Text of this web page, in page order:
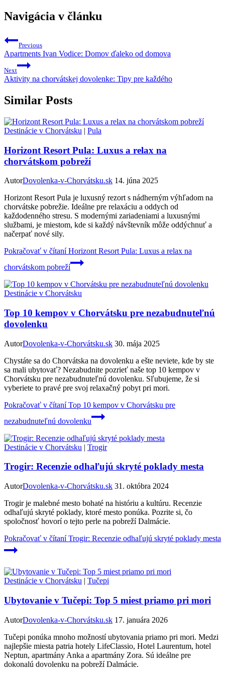
Navigácia v článku
Previous
Apartments Ivan Vodice: Domov ďaleko od domova
Next
Aktivity na chorvátskej dovolenke: Tipy pre každého
Similar Posts
Destinácie v Chorvátsku | Pula
Horizont Resort Pula: Luxus a relax na
chorvátskom pobreží
AutorDovolenka-v-Chorvátsku.sk 14. júna 2025
Horizont Resort Pula je luxusný rezort s nádherným výhľadom na
chorvátske pobrežie. Ideálne pre relaxáciu a oddych od
každodenného stresu. S modernými zariadeniami a luxusnými
službami, je miestom, kde si každý návštevník môže oddýchnuť a
načerpať nové sily.
Pokračovať v čítaníHorizont Resort Pula: Luxus a relax na
chorvátskom pobreží
Destinácie v Chorvátsku
Top 10 kempov v Chorvátsku pre nezabudnuteľnú
dovolenku
AutorDovolenka-v-Chorvátsku.sk 30. mája 2025
Chystáte sa do Chorvátska na dovolenku a ešte neviete, kde by ste
sa mali ubytovať? Nezabudnite pozrieť naše top 10 kempov v
Chorvátsku pre nezabudnuteľnú dovolenku. Sľubujeme, že si
vyberiete to pravé pre svoj relaxačný pobyt pri mori.
Pokračovať v čítaníTop 10 kempov v Chorvátsku pre
nezabudnuteľnú dovolenku
Destinácie v Chorvátsku | Trogir
Trogir: Recenzie odhaľujú skryté poklady mesta
AutorDovolenka-v-Chorvátsku.sk 31. októbra 2024
Trogir je malebné mesto bohaté na históriu a kultúru. Recenzie
odhaľujú skryté poklady, ktoré mesto ponúka. Pozrite si, čo
spoločnosť hovorí o tejto perle na pobreží Dalmácie.
Pokračovať v čítaníTrogir: Recenzie odhaľujú skryté poklady mesta
Destinácie v Chorvátsku | Tučepi
Ubytovanie v Tučepi: Top 5 miest priamo pri mori
AutorDovolenka-v-Chorvátsku.sk 17. januára 2026
Tučepi ponúka mnoho možností ubytovania priamo pri mori. Medzi
najlepšie miesta patria hotely LifeClassio, Hotel Laurentum, hotel
Neptun, apartmány Anka a apartmány Zora. Sú ideálne pre
dokonalú dovolenku na pobreží Dalmácie.